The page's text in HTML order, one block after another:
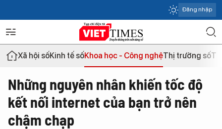
Đăng nhập
Xã hội sốKinh tế sốKhoa học - Công nghệThị trường số
Những nguyên nhân khiến tốc độ
kết nối internet của bạn trở nên
chậm chạp